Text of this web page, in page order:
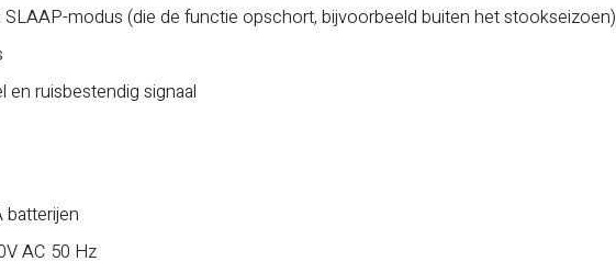
modus (die de functie opschort, bijvoorbeeld buiten het stookseizoen)
ruisbestendig signaal
batterijen
AC 50 Hz